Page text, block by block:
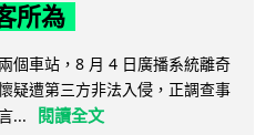
所為
個車站，8 月 4 日廣播系統離奇
疑遭第三方非法入侵，正調查事
...
閱讀全文